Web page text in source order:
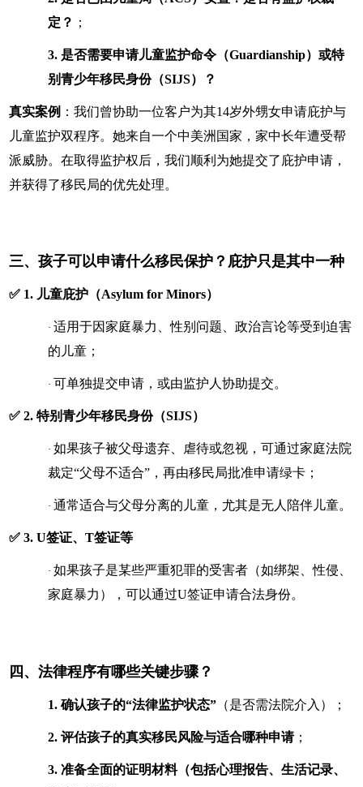
定？ ；
3.是否需要申请儿童监护命令（Guardianship）或特
别青少年移民身份（SIJS）？
真实案例 ：我们曾协助一位客户为其14岁外甥女申请庇护与
儿童监护双程序。她来自一个中美洲国家，家中长年遭受帮
派威胁。在取得监护权后，我们顺利为她提交了庇护申请，
并获得了移民局的优先处理。
三、孩子可以申请什么移民保护？庇护只是其中一种
✅ 1. 儿童庇护（Asylum for Minors）
·适用于因家庭暴力、性别问题、政治言论等受到迫害
的儿童；
· 可单独提交申请，或由监护人协助提交。
✅ 2. 特别青少年移民身份（SIJS）
·如果孩子被父母遗弃、虐待或忽视，可通过家庭法院
裁定“父母不适合”，再由移民局批准申请绿卡；
·通常适合与父母分离的儿童，尤其是无人陪伴儿童。
✅ 3. U签证、T签证等
·如果孩子是某些严重犯罪的受害者（如绑架、性侵、
家庭暴力），可以通过U签证申请合法身份。
四、法律程序有哪些关键步骤？
1.确认孩子的“法律监护状态” （是否需法院介入）；
2.评估孩子的真实移民风险与适合哪种申请；
3.准备全面的证明材料（包括心理报告、生活记录、